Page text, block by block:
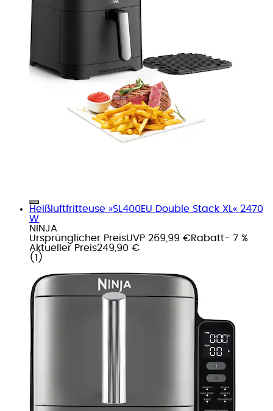
Heißluftfritteuse »SL400EU Double Stack XL« 2470
W
NINJA
Ursprünglicher PreisUVP 269,99 €Rabatt- 7 %
Aktueller Preis249,90 €
( 1 )